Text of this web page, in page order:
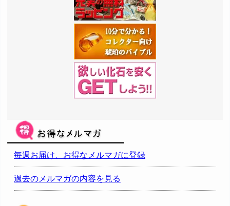
毎週お届け、お得なメルマガに登録
過去のメルマガの内容を見る